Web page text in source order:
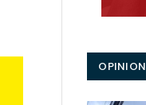
OPINION